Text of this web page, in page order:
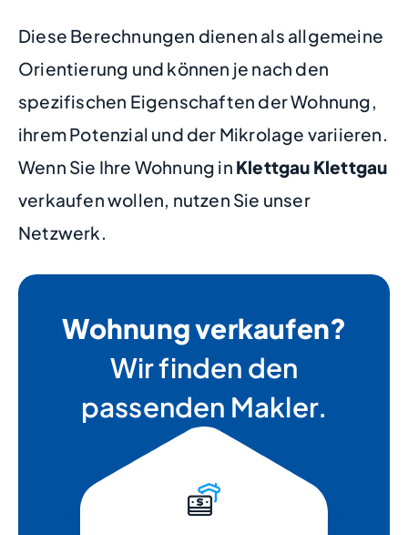
Diese Berechnungen dienen als allgemeine
Orientierung und können je nach den
spezifischen Eigenschaften der Wohnung,
ihrem Potenzial und der Mikrolage variieren.
Wenn Sie Ihre Wohnung in Klettgau Klettgau
verkaufen wollen, nutzen Sie unser
Netzwerk.
Wohnung verkaufen?
Wir finden den
passenden Makler.